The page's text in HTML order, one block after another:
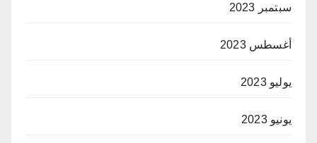
سبتمبر 2023
أغسطس 2023
يوليو 2023
يونيو 2023